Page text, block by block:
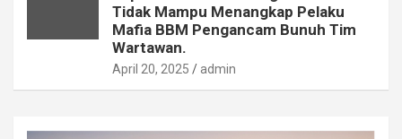
Tidak Mampu Menangkap Pelaku
Mafia BBM Pengancam Bunuh Tim
Wartawan.
April 20, 2025 admin